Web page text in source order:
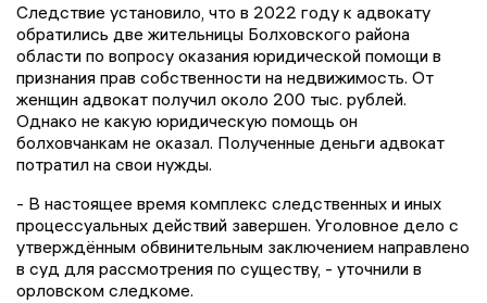
Следствие установило, что в 2022 году к адвокату
обратились две жительницы Болховского района
области по вопросу оказания юридической помощи в
признания прав собственности на недвижимость. От
женщин адвокат получил около 200 тыс. рублей.
Однако не какую юридическую помощь он
болховчанкам не оказал. Полученные деньги адвокат
потратил на свои нужды.
- В настоящее время комплекс следственных и иных
процессуальных действий завершен. Уголовное дело с
утверждённым обвинительным заключением направлено
в суд для рассмотрения по существу, - уточнили в
орловском следкоме.